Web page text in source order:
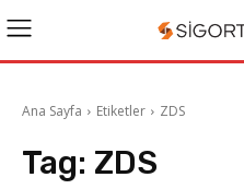
Ana Sayfa Etiketler ZDS
Tag: ZDS